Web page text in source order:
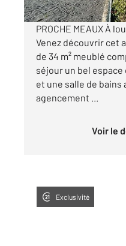
PROCHE MEAUX À
Venez découvrir cet
de 34 m² meublé
séjour un bel
et une salle de bains
agencement ...
Voir le
Exclusivité